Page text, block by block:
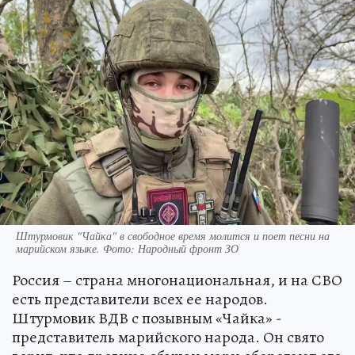
Штурмовик "Чайка" в свободное время молится и поет песни на
марийском языке. Фото: Народный фронт ЗО
Россия – страна многонациональная, и на СВО
есть представители всех ее народов.
Штурмовик ВДВ с позывным «Чайка» -
представитель марийского народа. Он свято